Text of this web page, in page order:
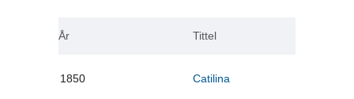
År Tittel
1850 Catilina